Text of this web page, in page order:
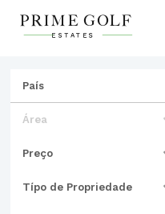
País
Área
Preço
Típo de Propriedade